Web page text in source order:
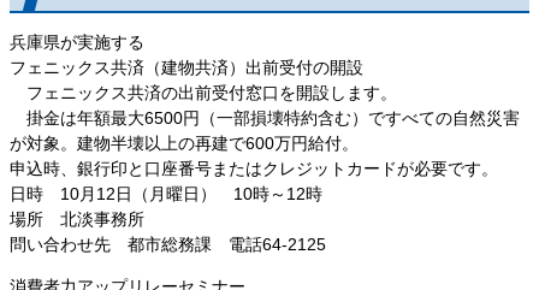
兵庫県が実施する
フェニックス共済（建物共済）出前受付の開設
フェニックス共済の出前受付窓口を開設します。
掛金は年額最大6500円（一部損壊特約含む）ですべての自然災害
が対象。建物半壊以上の再建で600万円給付。
申込時、銀行印と口座番号またはクレジットカードが必要です。
日時 10月12日（月曜日） 10時～12時
場所 北淡事務所
問い合わせ先 都市総務課 電話64-2125
消費者力アップリレーセミナー